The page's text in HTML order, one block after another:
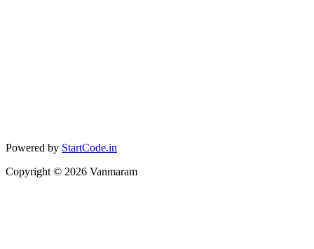
Powered by StartCode.in
Copyright © 2026 Vanmaram